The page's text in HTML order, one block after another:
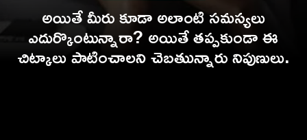
అయితే మీరు కూడా అలాంటి సమస్యలు
ఎదుర్కొంటున్నారా? అయితే తప్పకుండా ఈ
చిట్కాలు పాటించాలని చెబతుున్నారు న